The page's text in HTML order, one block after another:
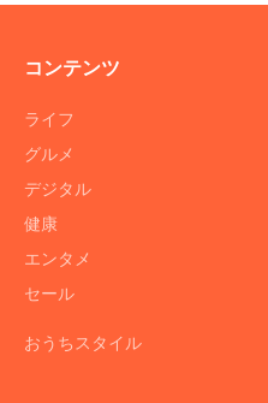
コンテンツ
ライフ
グルメ
デジタル
健康
エンタメ
セール
おうちスタイル